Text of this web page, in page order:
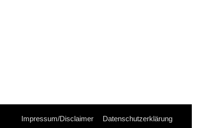
Impressum/Disclaimer Datenschutzerklärung